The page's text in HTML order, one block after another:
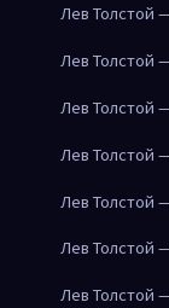
Лев Толстой
Лев Толстой
Лев Толстой
Лев Толстой
Лев Толстой
Лев Толстой
Лев Толстой